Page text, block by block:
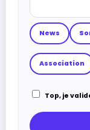
News
Association
Top, je